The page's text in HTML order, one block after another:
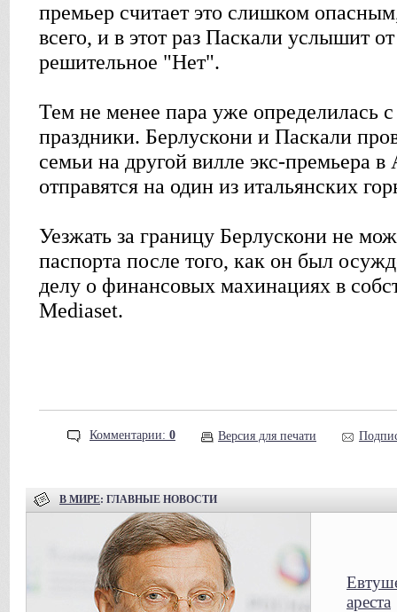
премьер считает это слишком
всего, и в этот раз Паскали услышит
решительное "Нет".
Тем не менее пара уже определилась с
праздники. Берлускони и Паскали
семьи на другой вилле экс-премьера в
отправятся на один из итальянских
Уезжать за границу Берлускони не
паспорта после того, как он был
делу о финансовых махинациях в
Mediaset.
Комментарии: 0 Версия для печати
В МИРЕ: ГЛАВНЫЕ НОВОСТИ
ареста